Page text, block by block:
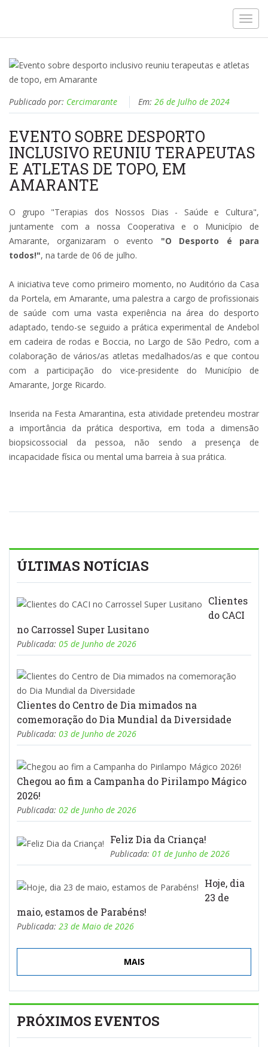
Publicado por: Cercimarante Em: 26 de Julho de 2024
EVENTO SOBRE DESPORTO
INCLUSIVO REUNIU TERAPEUTAS
E ATLETAS DE TOPO, EM
AMARANTE
O grupo "Terapias dos Nossos Dias - Saúde e Cultura",
juntamente com a nossa Cooperativa e o Município de
Amarante, organizaram o evento "O Desporto é para
todos!", na tarde de 06 de julho.
A iniciativa teve como primeiro momento, no Auditório da Casa
da Portela, em Amarante, uma palestra a cargo de profissionais
de saúde com uma vasta experiência na área do desporto
adaptado, tendo-se seguido a prática experimental de Andebol
em cadeira de rodas e Boccia, no Largo de São Pedro, com a
colaboração de vários/as atletas medalhados/as e que contou
com a participação do vice-presidente do Município de
Amarante, Jorge Ricardo.
Inserida na Festa Amarantina, esta atividade pretendeu mostrar
a importância da prática desportiva, em toda a dimensão
biopsicossocial da pessoa, não sendo a presença de
incapacidade física ou mental uma barreia à sua prática.
ÚLTIMAS NOTÍCIAS
Clientes
do CACI
no Carrossel Super Lusitano
Publicada: 05 de Junho de 2026
Clientes do Centro de Dia mimados na
comemoração do Dia Mundial da Diversidade
Publicada: 03 de Junho de 2026
Chegou ao fim a Campanha do Pirilampo Mágico
2026!
Publicada: 02 de Junho de 2026
Feliz Dia da Criança!
Publicada: 01 de Junho de 2026
Hoje, dia
23 de
maio, estamos de Parabéns!
Publicada: 23 de Maio de 2026
MAIS
PRÓXIMOS EVENTOS